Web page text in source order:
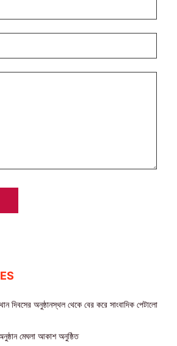
দিবসের অনুষ্ঠানস্থল থেকে বের করে সাংবাদিক পেটালো
মেঘলা আকাশ অনুষ্ঠিত